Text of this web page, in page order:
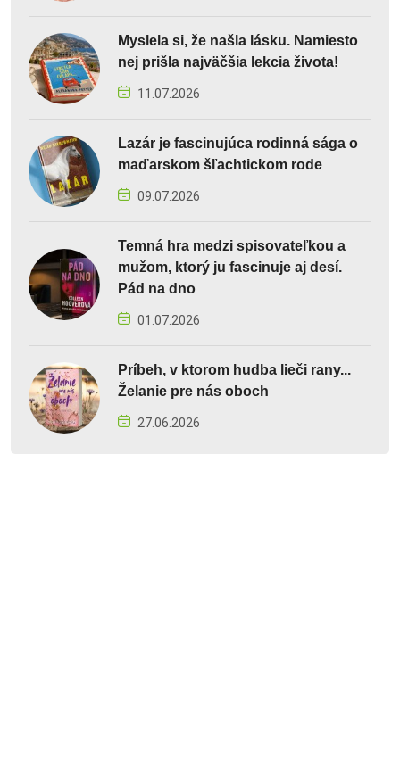
Myslela si, že našla lásku. Namiesto
nej prišla najväčšia lekcia života!
11.07.2026
Lazár je fascinujúca rodinná sága o
maďarskom šľachtickom rode
09.07.2026
Temná hra medzi spisovateľkou a
mužom, ktorý ju fascinuje aj desí.
Pád na dno
01.07.2026
Príbeh, v ktorom hudba lieči rany...
Želanie pre nás oboch
27.06.2026